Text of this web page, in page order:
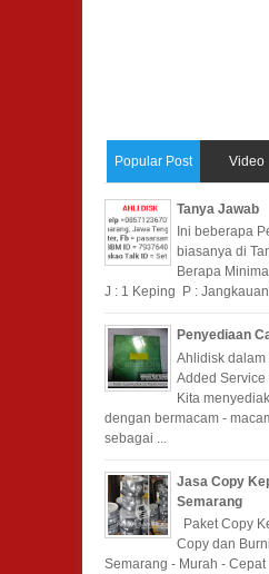
Popular Post Video
Tanya Jawab
Ini beberapa
biasanya di
Berapa
J : 1 Keping P :
Penyediaan
Ahlidisk dalam
Added Service
Kita
dengan bermacam -
sebagai ...
Jasa Copy
Semarang
Paket Copy
Copy dan
Semarang - Murah -